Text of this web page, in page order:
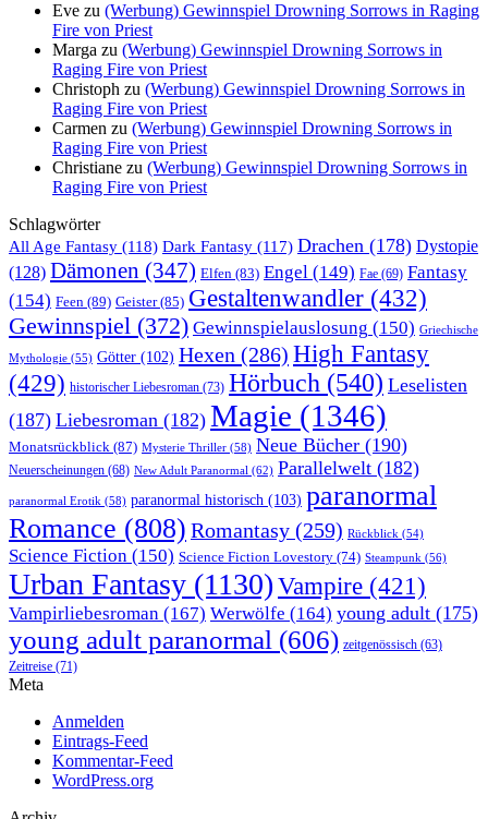
Eve zu (Werbung) Gewinnspiel Drowning Sorrows in Raging
Fire von Priest
Marga zu (Werbung) Gewinnspiel Drowning Sorrows in
Raging Fire von Priest
Christoph zu (Werbung) Gewinnspiel Drowning Sorrows in
Raging Fire von Priest
Carmen zu (Werbung) Gewinnspiel Drowning Sorrows in
Raging Fire von Priest
Christiane zu (Werbung) Gewinnspiel Drowning Sorrows in
Raging Fire von Priest
Schlagwörter
All Age Fantasy (118) Dark Fantasy (117) Drachen (178) Dystopie
(128) Dämonen (347) Elfen (83) Engel (149) Fae (69) Fantasy
(154) Feen (89) Geister(85) Gestaltenwandler (432)
Gewinnspiel (372) Gewinnspielauslosung (150) Griechische
Mythologie (55) Götter (102) Hexen (286) High Fantasy
(429) historischer Liebesroman (73) Hörbuch (540) Leselisten
(187) Liebesroman (182) Magie (1346)
Monatsrückblick (87) Mysterie Thriller (58) Neue Bücher (190)
Neuerscheinungen (68) New Adult Paranormal (62) Parallelwelt (182)
paranormal Erotik (58) paranormal historisch (103) paranormal
Romance (808) Romantasy (259) Rückblick (54)
Science Fiction (150) Science Fiction Lovestory (74) Steampunk (56)
Urban Fantasy (1130) Vampire (421)
Vampirliebesroman (167) Werwölfe (164) young adult (175)
young adult paranormal (606) zeitgenössisch (63)
Zeitreise (71)
Meta
Anmelden
Eintrags-Feed
Kommentar-Feed
WordPress.org